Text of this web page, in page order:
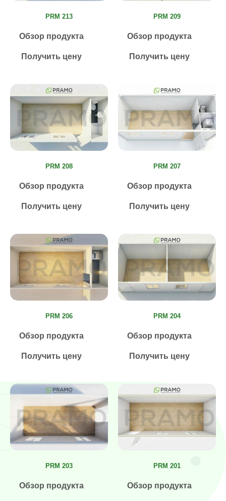
PRM 213
Обзор продукта
Получить цену
PRM 209
Обзор продукта
Получить цену
PRM 208
Обзор продукта
Получить цену
PRM 207
Обзор продукта
Получить цену
PRM 206
Обзор продукта
Получить цену
PRM 204
Обзор продукта
Получить цену
PRM 203
Обзор продукта
PRM 201
Обзор продукта